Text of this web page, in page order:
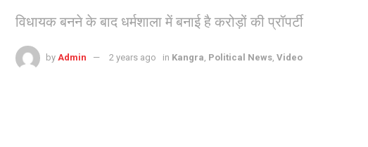
विधायक बनने के बाद धर्मशाला में बनाई है करोड़ों की प्रॉपर्टी
by Admin 2 years ago in Kangra, Political News, Video